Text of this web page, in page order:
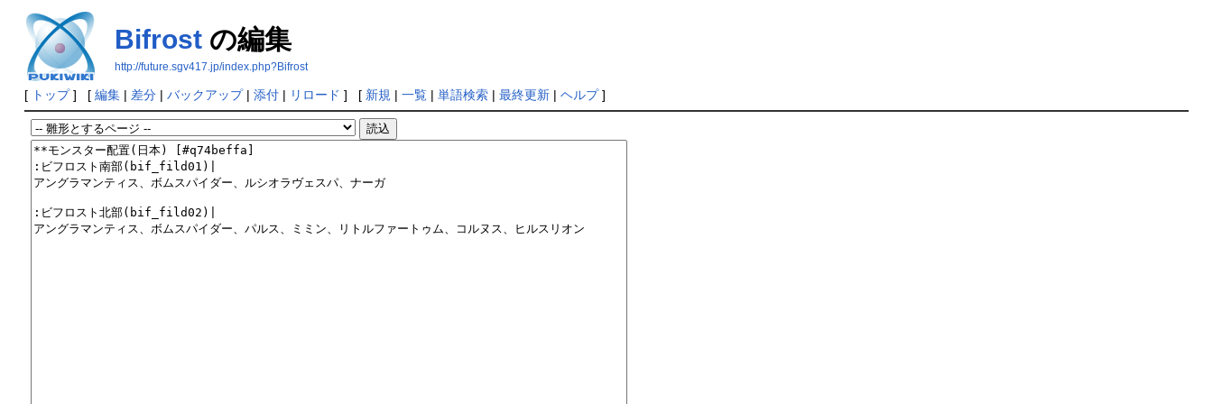
Bifrostの編集
http://future.sgv417.jp/index.php?Bifrost
[ トップ] [ 編集| 差分| バックアップ| 添付| リロード ] [ 新規 | 一覧| 単語検索| 最終更新| ヘルプ]